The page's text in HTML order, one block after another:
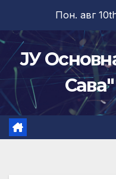
content
Пон. авг
ЈУ